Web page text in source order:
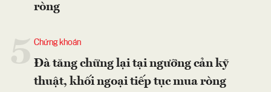
ròng
Chứng khoán
Đà tăng chững lại tại ngưỡng cản kỹ
thuật, khối ngoại tiếp tục mua ròng